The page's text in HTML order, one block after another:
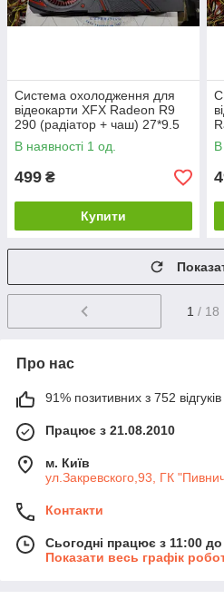
Система охолодження для
відеокарти XFX Radeon R9
290 (радіатор + чаш) 27*9.5
см No 23101017
В наявності 1 од.
499 ₴
Купити
В
1 / 18
Про нас
91% позитивних з 752 відгуків
Працює з 21.08.2010
м. Київ
ул.Закревского,93, ГК
Контакти
Сьогодні працює з 11:00
Показати весь графік